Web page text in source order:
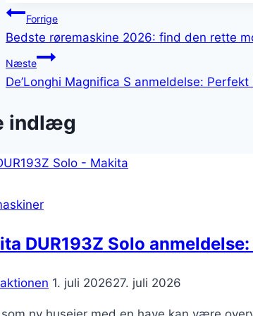
Indlægsnavigation
Forrige
Bedste røremaskine 2026: find den rette
Næste
De’Longhi Magnifica S anmeldelse:
indlæg
DUR193Z Solo
1. juli 202627. juli 2026